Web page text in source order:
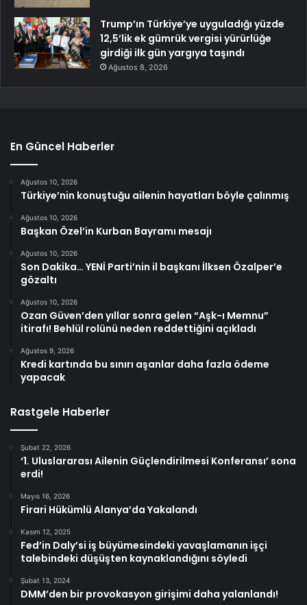
Trump’ın Türkiye’ye uyguladığı yüzde
12,5’lik ek gümrük vergisi yürürlüğe
girdiği ilk gün yargıya taşındı
Ağustos 8, 2026
En Güncel Haberler
Ağustos 10, 2026
Türkiye’nin konuştuğu ailenin hayatları böyle çalınmış
Ağustos 10, 2026
Başkan Özel’in Kurban Bayramı mesajı
Ağustos 10, 2026
Son Dakika… YENİ Parti’nin il başkanı İlksen Özalper’e
gözaltı
Ağustos 10, 2026
Ozan Güven’den yıllar sonra gelen “Aşk-ı Memnu”
itirafı! Behlül rolünü neden reddettiğini açıkladı
Ağustos 9, 2026
Kredi kartında bu sınırı aşanlar daha fazla ödeme
yapacak
Rastgele Haberler
Şubat 22, 2026
‘1. Uluslararası Ailenin Güçlendirilmesi Konferansı’ sona
erdi!
Mayıs 16, 2026
Firari Hükümlü Alanya’da Yakalandı
Kasım 12, 2025
Fed’in Daly’si iş büyümesindeki yavaşlamanın işçi
talebindeki düşüşten kaynaklandığını söyledi
Şubat 13, 2024
DMM’den bir provokasyon girişimi daha yalanlandı!